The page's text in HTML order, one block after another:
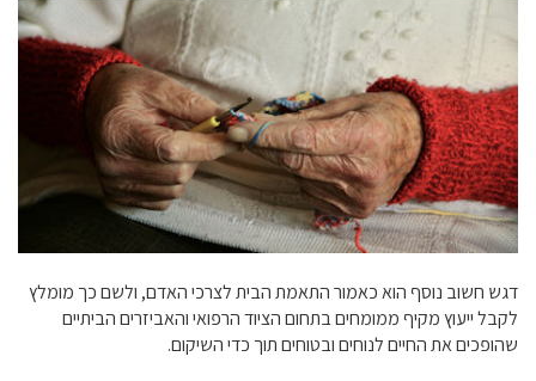
דגש חשוב נוסף הוא כאמור התאמת הבית לצרכי האדם, ולשם כך מומלץ
לקבל ייעוץ מקיף ממומחים בתחום הציוד הרפואי והאביזרים הביתיים
שהופכים את החיים לנוחים ובטוחים תוך כדי השיקום.